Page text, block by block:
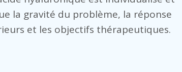
la gravité du problème, la réponse
et les objectifs thérapeutiques.